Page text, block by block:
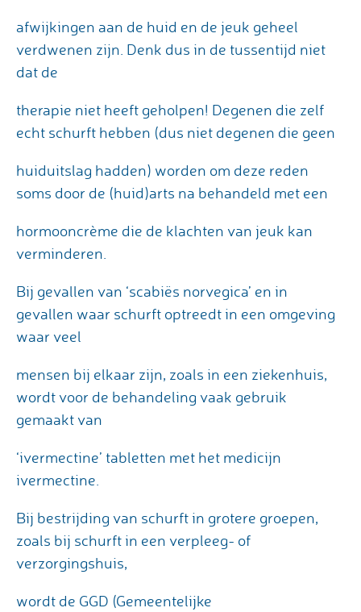
afwijkingen aan de huid en de jeuk geheel
verdwenen zijn. Denk dus in de tussentijd niet
dat de
therapie niet heeft geholpen! Degenen die zelf
echt schurft hebben (dus niet degenen die geen
huiduitslag hadden) worden om deze reden
soms door de (huid)arts na behandeld met een
hormooncrème die de klachten van jeuk kan
verminderen.
Bij gevallen van ‘scabiës norvegica’ en in
gevallen waar schurft optreedt in een omgeving
waar veel
mensen bij elkaar zijn, zoals in een ziekenhuis,
wordt voor de behandeling vaak gebruik
gemaakt van
‘ivermectine’ tabletten met het medicijn
ivermectine.
Bij bestrijding van schurft in grotere groepen,
zoals bij schurft in een verpleeg- of
verzorgingshuis,
wordt de GGD (Gemeentelijke